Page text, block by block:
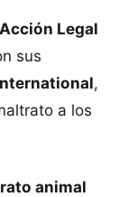
Acción Legal
sus
,
a los
animal